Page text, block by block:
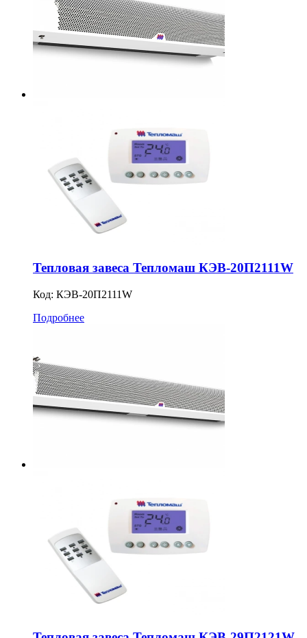
Тепловая завеса Тепломаш КЭВ-20П2111W
Код: КЭВ-20П2111W
Подробнее